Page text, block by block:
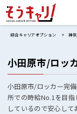
綜合キャリアオプション 神
小田原市/ロッ
小田原市/ロッカー完
所での時給No.1を目
しているので安心し